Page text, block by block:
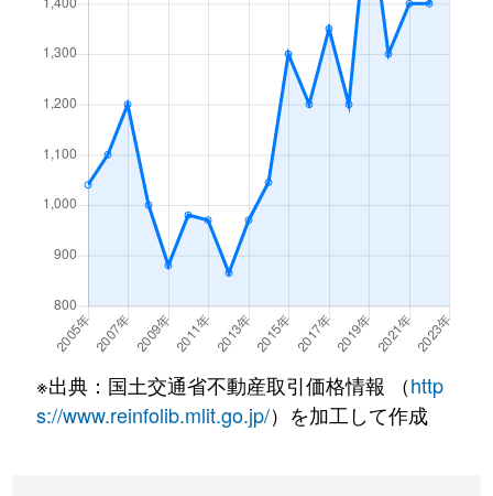
東野(京都)
1,000万円 東野(京都)
西野離宮町
980万円
西野離宮町
3,500万円
西野離宮町
1,600万円
東野狐藪町
2,400万円 東野(京都)
徒歩
東野八反畑町
2,200万円 東野(京都)
東野八反畑町
2,400万円 東野(京都)
※出典：国土交通省不動産取引価格情報 （http
s://www.reinfolib.mlit.go.jp/）を加工して作成